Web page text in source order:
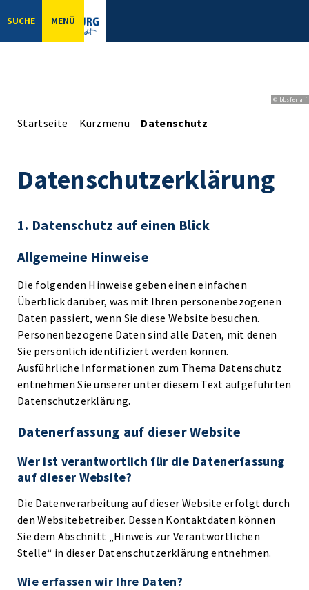
SUCHE MENÜ
© bbsferrari
Startseite Kurzmenü Datenschutz
Datenschutzerklärung
1. Datenschutz auf einen Blick
Allgemeine Hinweise
Die folgenden Hinweise geben einen einfachen
Überblick darüber, was mit Ihren personenbezogenen
Daten passiert, wenn Sie diese Website besuchen.
Personenbezogene Daten sind alle Daten, mit denen
Sie persönlich identifiziert werden können.
Ausführliche Informationen zum Thema Datenschutz
entnehmen Sie unserer unter diesem Text aufgeführten
Datenschutzerklärung.
Datenerfassung auf dieser Website
Wer ist verantwortlich für die Datenerfassung
auf dieser Website?
Die Datenverarbeitung auf dieser Website erfolgt durch
den Websitebetreiber. Dessen Kontaktdaten können
Sie dem Abschnitt „Hinweis zur Verantwortlichen
Stelle“ in dieser Datenschutzerklärung entnehmen.
Wie erfassen wir Ihre Daten?